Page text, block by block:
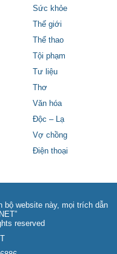
Sức khỏe
Thế giới
Thể thao
Tội phạm
Tư liệu
Thơ
Văn hóa
Độc – Lạ
Vợ chồng
Điện thoại
bộ website này, mọi trích dẫn
reserved